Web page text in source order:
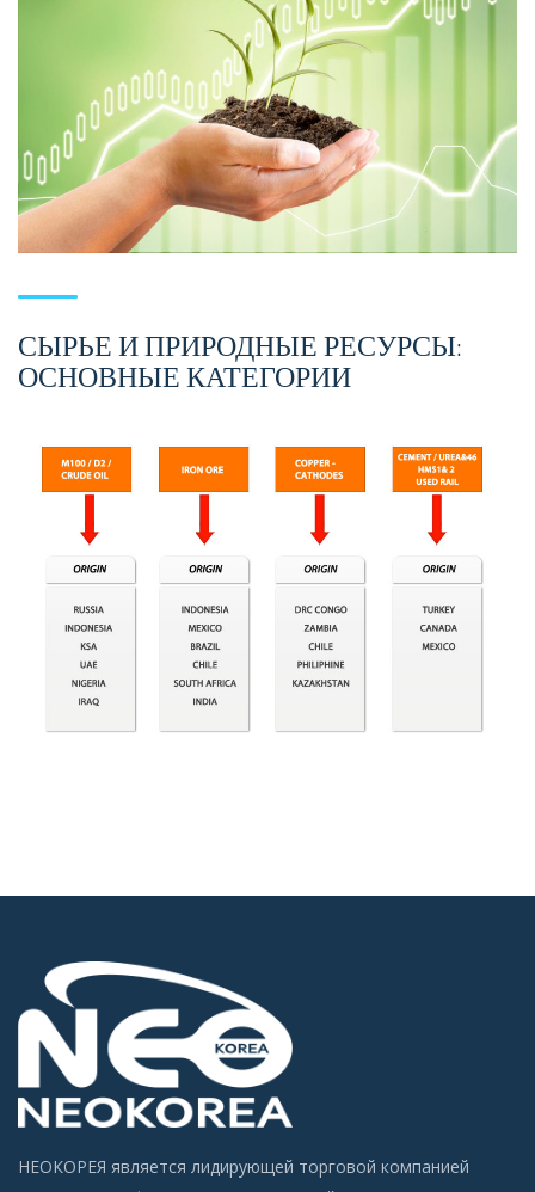
СЫРЬЕ И ПРИРОДНЫЕ РЕСУРСЫ:
ОСНОВНЫЕ КАТЕГОРИИ
НЕОКОРЕЯ является лидирующей торговой компанией